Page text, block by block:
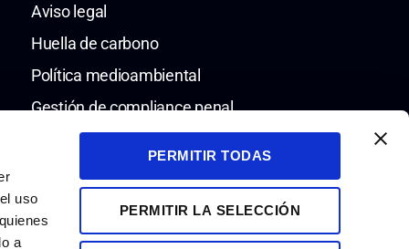
uso
a
PERMITIR TODAS
PERMITIR LA SELECCIÓN
Aviso legal
Huella de carbono
Política medioambiental
Gestión de compliance penal
Política de compliance penal
Canal de denuncias